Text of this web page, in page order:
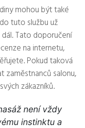
mohou být také
tuto službu už
Tato doporučení
na internetu,
Pokud taková
zaměstnanců salonu,
zákazníků.
není vždy
instinktu a